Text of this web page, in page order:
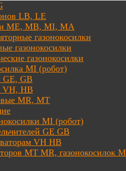
LB, LE
ME, MB, MI, MA
газонокосилки
газонокосилки
газонокосилки
MI (робот)
GE, GB
VH, HB
MR, MT
MI (робот)
GE GB
VH HB
МТ MR, газонокосилок